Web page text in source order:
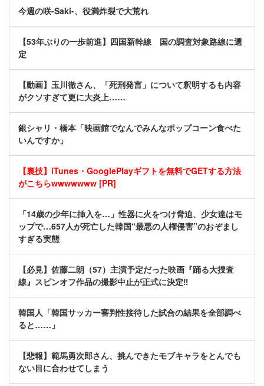
今週の咲-Saki-、役満炸裂で大荒れ
【53年ぶりの一歩前進】四国新幹線 国の調査対象路線に選
定
【動画】玉川徹さん、「死刑発言」について釈明するも内容
がクソすぎて更に大炎上……
銀シャリ・橋本「映画館でなんでみんなポップコーン食べた
いんですか」
【裏技】iTunes・GooglePlayギフトを無料でGETする方法
がこちらwwwwwww [PR]
「14歳の少年に挿入を…」性器に火をつけ脅迫、少女達はモ
ップで…657人が死亡した韓国“最悪の人権侵害”のおぞまし
すぎる実態
【必見】佐藤二朗（57）主演予定だった映画『踊る大捜査
線』スピンオフ作品の撮影中止が正式に決定‼
韓国人「韓国サッカー審判性接待した試合の結果を全部調べ
ると……」
【悲報】範馬勇次郎さん、挑んできたモブキャラをとんでも
ない目に合わせてしまう